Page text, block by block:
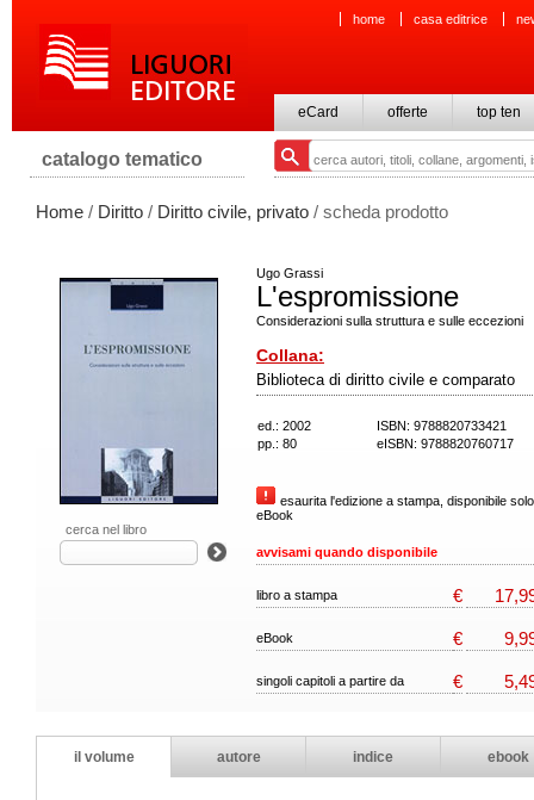
home casa editrice
eCard offerte top ten
catalogo tematico
Home / Diritto / Diritto civile, privato / scheda prodotto
cerca nel libro
Ugo Grassi
L'espromissione
Considerazioni sulla struttura e sulle eccezioni
Collana:
Biblioteca di diritto civile e comparato
ed.: 2002
ISBN: 9788820733421
pp.: 80
eISBN: 9788820760717
esaurita l'edizione a stampa, disponibile
eBook
avvisami quando disponibile
libro a stampa €
eBook €
singoli capitoli a partire da €
il volume autore indice ebook